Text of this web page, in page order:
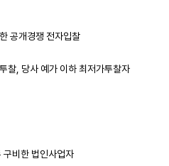
공개경쟁 전자입찰
, 당사 예가 이하 최저가투찰자
구비한 법인사업자